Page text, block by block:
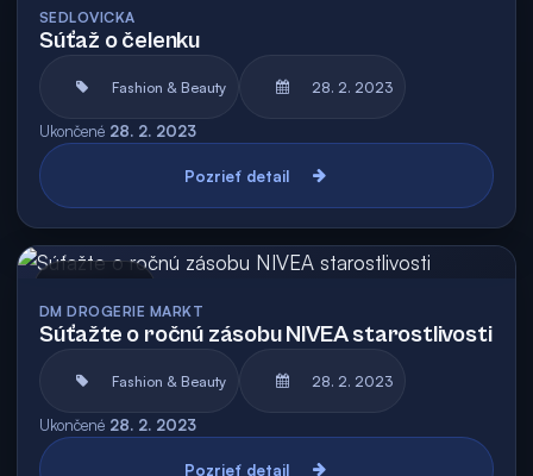
SEDLOVICKA
Súťaž o čelenku
Fashion & Beauty 28. 2. 2023
Ukončené 28. 2. 2023
Pozrieť detail
DM DROGERIE MARKT
Súťažte o ročnú zásobu NIVEA starostlivosti
Fashion & Beauty 28. 2. 2023
Ukončené 28. 2. 2023
Pozrieť detail